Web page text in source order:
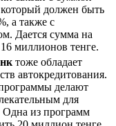
который должен быть
а также с
Дается сумма на
миллионов тенге.
тоже обладает
автокредитования.
делают
для
Одна из программ